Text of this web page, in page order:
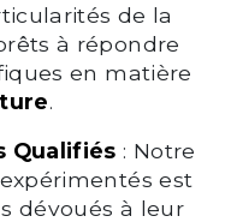
de la
à répondre
en matière
.
Qualifiés : Notre
est
dévoués à leur